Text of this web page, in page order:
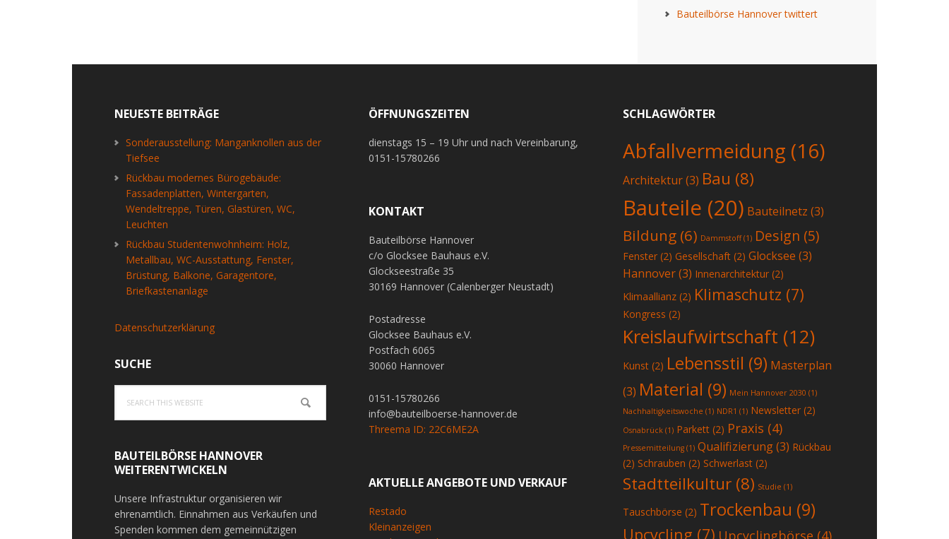
Bauteilbörse Hannover twittert
NEUESTE BEITRÄGE
Sonderausstellung: Manganknollen aus der
Tiefsee
Rückbau modernes Bürogebäude:
Fassadenplatten, Wintergarten,
Wendeltreppe, Türen, Glastüren, WC,
Leuchten
Rückbau Studentenwohnheim: Holz,
Metallbau, WC-Ausstattung, Fenster,
Brüstung, Balkone, Garagentore,
Briefkastenanlage
Datenschutzerklärung
SUCHE
this
website
BAUTEILBÖRSE HANNOVER
WEITERENTWICKELN
Unsere Infrastruktur organisieren wir
ehrenamtlich. Einnahmen aus Verkäufen und
Spenden kommen dem gemeinnützigen
ÖFFNUNGSZEITEN
dienstags 15 – 19 Uhr und nach Vereinbarung,
0151-15780266
KONTAKT
Bauteilbörse Hannover
c/o Glocksee Bauhaus e.V.
Glockseestraße 35
30169 Hannover (Calenberger Neustadt)
Postadresse
Glocksee Bauhaus e.V.
Postfach 6065
30060 Hannover
0151-15780266
info@bauteilboerse-hannover.de
Threema ID: 22C6ME2A
AKTUELLE ANGEBOTE UND VERKAUF
Restado
Kleinanzeigen
SCHLAGWÖRTER
Abfallvermeidung (16)
Architektur(3) Bau (8)
Bauteile (20) Bauteilnetz (3)
Bildung (6) Dammstoff(1) Design (5)
Fenster (2) Gesellschaft (2) Glocksee (3)
Hannover(3) Innenarchitektur (2)
Klimaallianz (2) Klimaschutz (7)
Kongress (2)
Kreislaufwirtschaft (12)
Kunst (2) Lebensstil (9) Masterplan
(3) Material (9) Mein Hannover 2030 (1)
Nachhaltigkeitswoche (1) NDR1 (1) Newsletter (2)
Osnabrück (1) Parkett (2) Praxis (4)
Pressemitteilung (1) Qualifizierung(3) Rückbau
(2) Schrauben (2) Schwerlast (2)
Stadtteilkultur (8) Studie (1)
Tauschbörse (2) Trockenbau (9)
Upcycling (7) Upcyclingbörse (4)